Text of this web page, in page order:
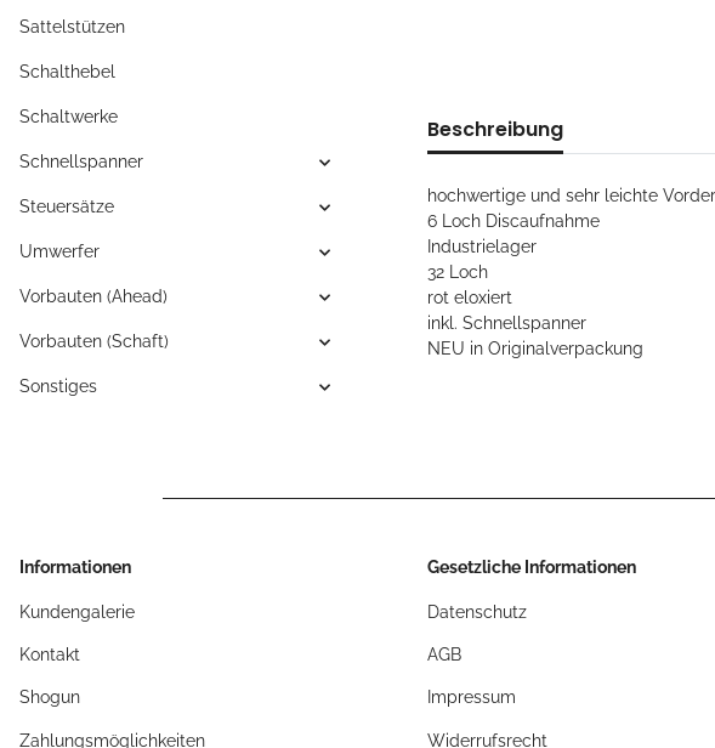
Beschreibung
hochwertige und sehr leichte
6 Loch Discaufnahme
Industrielager
32 Loch
rot eloxiert
inkl. Schnellspanner
NEU in Originalverpackung
Sattelstützen
Schalthebel
Schaltwerke
Schnellspanner
Steuersätze
Umwerfer
Vorbauten (Ahead)
Vorbauten (Schaft)
Sonstiges
Informationen
Kundengalerie
Kontakt
Shogun
Zahlungsmöglichkeiten
Gesetzliche Informationen
Datenschutz
AGB
Impressum
Widerrufsrecht